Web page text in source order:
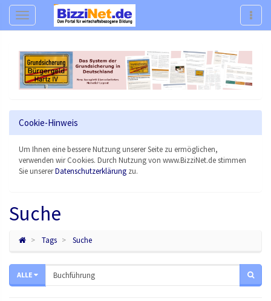
Navigation
Cookie-Hinweis
Um Ihnen eine bessere Nutzung unserer Seite zu ermöglichen,
verwenden wir Cookies. Durch Nutzung von www.BizziNet.de stimmen
Sie unsererDatenschutzerklärung zu.
Suche
Tags Suche
ALLE